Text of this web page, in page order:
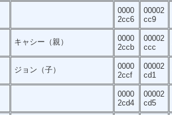
0000
2cc6
00002
cc9
キャシー（親）
0000
2ccb
00002
ccc
ジョン（子）
0000
2ccf
00002
cd1
0000
2cd4
00002
cd5